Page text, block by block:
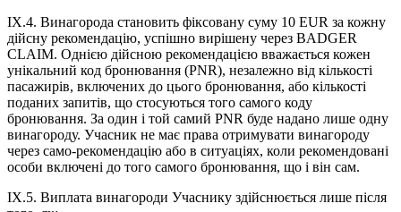
IX.4. Винагорода становить фіксовану суму 10 EUR за кожну
дійсну рекомендацію, успішно вирішену через BADGER
CLAIM. Однією дійсною рекомендацією вважається кожен
унікальний код бронювання (PNR), незалежно від кількості
пасажирів, включених до цього бронювання, або кількості
поданих запитів, що стосуються того самого коду
бронювання. За один і той самий PNR буде надано лише одну
винагороду. Учасник не має права отримувати винагороду
через само-рекомендацію або в ситуаціях, коли рекомендовані
особи включені до того самого бронювання, що і він сам.
IX.5. Виплата винагороди Учаснику здійснюється лише після